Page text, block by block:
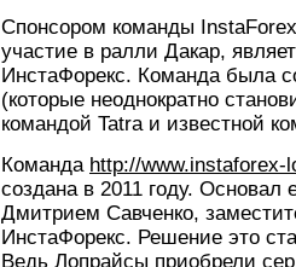
Спонсором команды
участие в ралли Дакар,
ИнстаФорекс. Команда была
(которые неоднократно
командой Tatra и известной
Команда http://www.instaforex-
создана в 2011 году.
Дмитрием Савченко,
ИнстаФорекс. Решение это
Ведь Лопрайсы приобрели